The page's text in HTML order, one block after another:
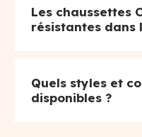
Les chaussettes
résistantes dans
Quels styles et
disponibles ?